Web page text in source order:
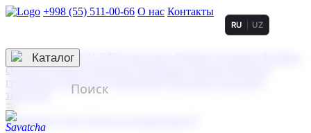
+998 (55) 511-00-66 О нас Контакты
3D гравировка
смолой (Doming)
гравировка твердая
тиснение
RU UZ
☰
Контакты
Каталог